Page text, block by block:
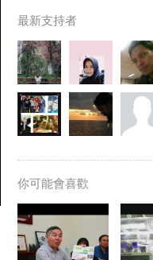
最新支持者
你可能會喜歡